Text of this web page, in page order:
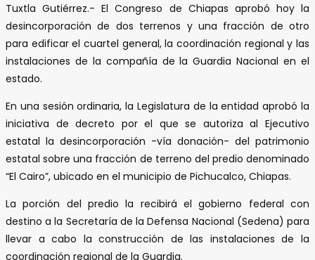
Tuxtla Gutiérrez.- El Congreso de Chiapas aprobó hoy la
desincorporación de dos terrenos y una fracción de otro
para edificar el cuartel general, la coordinación regional y las
instalaciones de la compañía de la Guardia Nacional en el
estado.
En una sesión ordinaria, la Legislatura de la entidad aprobó la
iniciativa de decreto por el que se autoriza al Ejecutivo
estatal la desincorporación -vía donación- del patrimonio
estatal sobre una fracción de terreno del predio denominado
“El Cairo”, ubicado en el municipio de Pichucalco, Chiapas.
La porción del predio la recibirá el gobierno federal con
destino a la Secretaría de la Defensa Nacional (Sedena) para
llevar a cabo la construcción de las instalaciones de la
coordinación regional de la Guardia.